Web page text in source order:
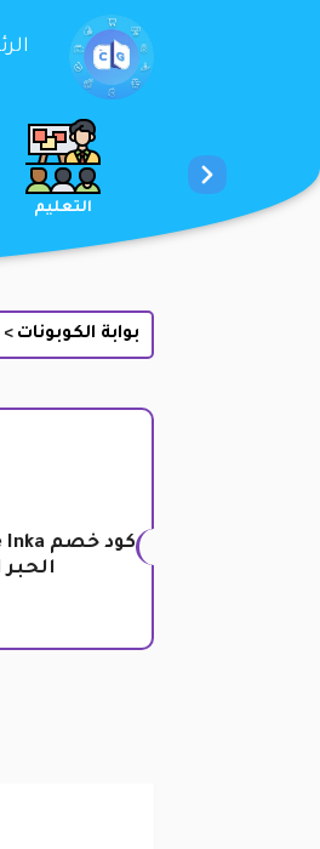
تخطي إلى المحتوى
الجمال والعناية الخدمات
بوابة الكوبونات >
الحبر